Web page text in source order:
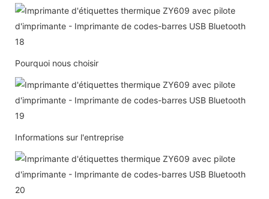
Pourquoi nous choisir
Informations sur l'entreprise